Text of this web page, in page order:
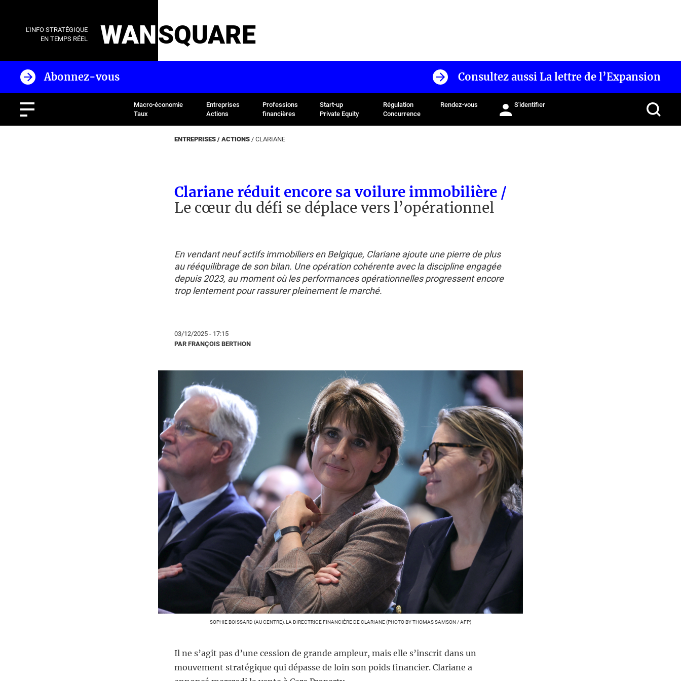
L'INFO STRATÉGIQUE
EN TEMPS RÉEL
WANSQUARE
Abonnez-vous Consultez aussi La lettre de l’Expansion
Macro-économie
Taux
Entreprises
Actions
Professions
financières
Start-up
Private Equity
Régulation
Concurrence
Rendez-vous S'identifier
ENTREPRISES / ACTIONS / CLARIANE
Clariane réduit encore sa voilure immobilière /
Le cœur du défi se déplace vers l’opérationnel
En vendant neuf actifs immobiliers en Belgique, Clariane ajoute une pierre de plus
au rééquilibrage de son bilan. Une opération cohérente avec la discipline engagée
depuis 2023, au moment où les performances opérationnelles progressent encore
trop lentement pour rassurer pleinement le marché.
03/12/2025 - 17:15
PAR FRANÇOIS BERTHON
SOPHIE BOISSARD (AU CENTRE), LA DIRECTRICE FINANCIÈRE DE CLARIANE (PHOTO BY THOMAS SAMSON / AFP)
Il ne s’agit pas d’une cession de grande ampleur, mais elle s’inscrit dans un
mouvement stratégique qui dépasse de loin son poids financier. Clariane a